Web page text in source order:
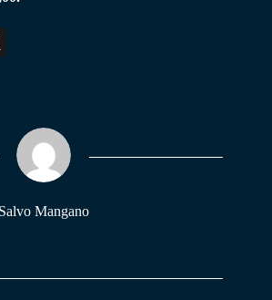
Salvo Mangano